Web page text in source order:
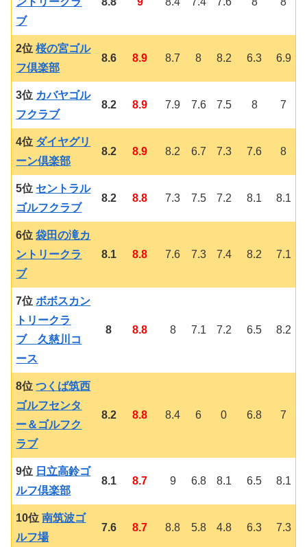
ブ
2位桜の宮ゴル
フ倶楽部
8.6 8.9 8.7 8 8.2 6.3 6.9
3位 カバヤゴル
フクラブ
8.2 8.9 7.9 7.6 7.5 8 7
4位 ダイヤグリ
ーン倶楽部
8.2 8.9 8.2 6.7 7.3 7.6 8
5位 セントラル
ゴルフクラブ
8.2 8.8 7.3 7.5 7.2 8.1 8.1
6位袋田の滝カ
ントリークラ
ブ
8.1 8.8 7.6 7.3 7.4 8.2 7.1
7位ボボスカン
トリークラ
ブ 久慈川コ
ース
8 8.8 8 7.1 7.2 6.5 8.2
8位つくば筑西
ゴルフセンタ
ー＆ゴルフク
ラブ
8.2 8.8 8.4 6 0 6.8 7
9位 日立高鈴ゴ
ルフ倶楽部
8.1 8.7 9 6.8 8.1 6.5 8.1
10位南筑波ゴ
ルフ場
7.6 8.7 8.8 5.8 4.8 6.3 7.3